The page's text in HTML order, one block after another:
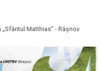
Matthias” - Râșnov